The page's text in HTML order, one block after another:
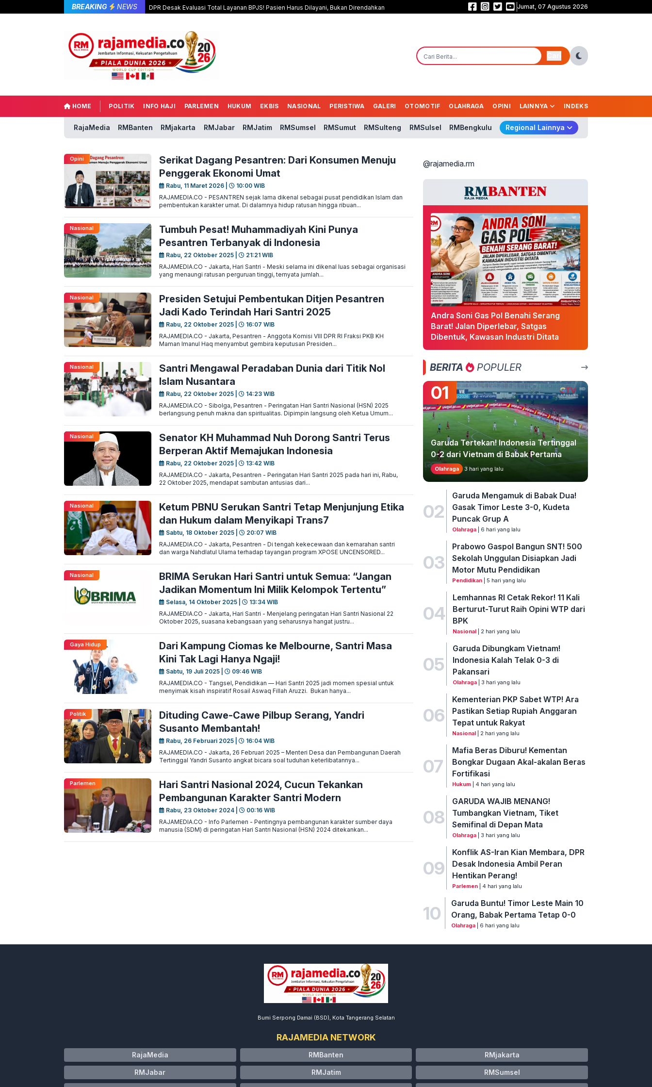
BREAKING NEWS DPR Desak Evaluasi Total Layanan BPJS! Pasien Harus Dilayani, Bukan Direndahkan Persebaya Juara Piala Presiden 2026, Tumbangkan Persib Lewat Adu
Jumat, 07 Agustus 2026
HOME POLITIK INFO HAJI PARLEMEN HUKUM EKBIS NASIONAL PERISTIWA GALERI OTOMOTIF OLAHRAGA OPINI LAINNYA INDEKS
RajaMedia RMBanten RMjakarta RMJabar RMJatim RMSumsel RMSumut RMSulteng RMSulsel RMBengkulu Regional Lainnya
Opini
Serikat Dagang Pesantren: Dari Konsumen Menuju
Penggerak Ekonomi Umat
Rabu, 11 Maret 2026 |
10:00 WIB
RAJAMEDIA.CO - PESANTREN sejak lama dikenal sebagai pusat pendidikan Islam dan
pembentukan karakter umat. Di dalamnya hidup ratusan hingga ribuan...
Nasional
Tumbuh Pesat! Muhammadiyah Kini Punya
Pesantren Terbanyak di Indonesia
Rabu, 22 Oktober 2025 |
21:21 WIB
RAJAMEDIA.CO - Jakarta, Hari Santri - Meski selama ini dikenal luas sebagai organisasi
yang menaungi ratusan perguruan tinggi, ternyata jumlah...
Nasional
Presiden Setujui Pembentukan Ditjen Pesantren
Jadi Kado Terindah Hari Santri 2025
Rabu, 22 Oktober 2025 |
16:07 WIB
RAJAMEDIA.CO - Jakarta, Pesantren - Anggota Komisi VIII DPR RI Fraksi PKB KH
Maman Imanul Haq menyambut gembira keputusan Presiden...
Nasional
Santri Mengawal Peradaban Dunia dari Titik Nol
Islam Nusantara
Rabu, 22 Oktober 2025 |
14:23 WIB
RAJAMEDIA.CO - Sibolga, Pesantren - Peringatan Hari Santri Nasional (HSN) 2025
berlangsung penuh makna dan spiritualitas. Dipimpin langsung oleh Ketua Umum...
Nasional
Senator KH Muhammad Nuh Dorong Santri Terus
Berperan Aktif Memajukan Indonesia
Rabu, 22 Oktober 2025 |
13:42 WIB
RAJAMEDIA.CO - Jakarta, Pesantren - Peringatan Hari Santri 2025 pada hari ini, Rabu,
22 Oktober 2025, mendapat sambutan antusias dari...
Nasional
Ketum PBNU Serukan Santri Tetap Menjunjung Etika
dan Hukum dalam Menyikapi Trans7
Sabtu, 18 Oktober 2025 |
20:07 WIB
RAJAMEDIA.CO - Jakarta, Pesantren - Di tengah kekecewaan dan kemarahan santri
dan warga Nahdlatul Ulama terhadap tayangan program XPOSE UNCENSORED...
Nasional
BRIMA Serukan Hari Santri untuk Semua: “Jangan
Jadikan Momentum Ini Milik Kelompok Tertentu”
Selasa, 14 Oktober 2025 |
13:34 WIB
RAJAMEDIA.CO - Jakarta, Hari Santri - Menjelang peringatan Hari Santri Nasional 22
Oktober 2025, suasana kebangsaan yang seharusnya hangat justru...
Gaya Hidup
Dari Kampung Ciomas ke Melbourne, Santri Masa
Kini Tak Lagi Hanya Ngaji!
Sabtu, 19 Juli 2025 |
09:46 WIB
RAJAMEDIA.CO - Tangsel, Pendidikan — Hari Santri 2025 jadi momen spesial untuk
menyimak kisah inspiratif Rosail Aswaq Fillah Aruzzi. Bukan hanya...
Politik
Dituding Cawe-Cawe Pilbup Serang, Yandri
Susanto Membantah!
Rabu, 26 Februari 2025 |
16:04 WIB
RAJAMEDIA.CO - Jakarta, 26 Februari 2025 – Menteri Desa dan Pembangunan Daerah
Tertinggal Yandri Susanto angkat bicara soal tuduhan keterlibatannya...
Parlemen
Hari Santri Nasional 2024, Cucun Tekankan
Pembangunan Karakter Santri Modern
Rabu, 23 Oktober 2024 |
00:16 WIB
RAJAMEDIA.CO - Info Parlemen - Pentingnya pembangunan karakter sumber daya
manusia (SDM) di peringatan Hari Santri Nasional (HSN) 2024 ditekankan...
@rajamedia.rm
Andra Soni Gas Pol Benahi Serang
Barat! Jalan Diperlebar, Satgas
Dibentuk, Kawasan Industri Ditata
BERITA POPULER
01
Garuda Tertekan! Indonesia Tertinggal
0-2 dari Vietnam di Babak Pertama
Olahraga 3 hari yang lalu
02
Garuda Mengamuk di Babak Dua!
Gasak Timor Leste 3-0, Kudeta
Puncak Grup A
Olahraga | 6 hari yang lalu
03
Prabowo Gaspol Bangun SNT! 500
Sekolah Unggulan Disiapkan Jadi
Motor Mutu Pendidikan
Pendidikan | 5 hari yang lalu
04
Lemhannas RI Cetak Rekor! 11 Kali
Berturut-Turut Raih Opini WTP dari
BPK
Nasional| 2 hari yang lalu
05
Garuda Dibungkam Vietnam!
Indonesia Kalah Telak 0-3 di
Pakansari
Olahraga| 3 hari yang lalu
06
Kementerian PKP Sabet WTP! Ara
Pastikan Setiap Rupiah Anggaran
Tepat untuk Rakyat
Nasional | 2 hari yang lalu
07
Mafia Beras Diburu! Kementan
Bongkar Dugaan Akal-akalan Beras
Fortifikasi
Hukum | 4 hari yang lalu
08
GARUDA WAJIB MENANG!
Tumbangkan Vietnam, Tiket
Semifinal di Depan Mata
Olahraga | 3 hari yang lalu
09
Konflik AS-Iran Kian Membara, DPR
Desak Indonesia Ambil Peran
Hentikan Perang!
Parlemen | 4 hari yang lalu
10
Garuda Buntu! Timor Leste Main 10
Orang, Babak Pertama Tetap 0-0
Olahraga| 6 hari yang lalu
Bumi Serpong Damai (BSD), Kota Tangerang Selatan
RAJAMEDIA NETWORK
RajaMedia RMBanten RMjakarta
RMJabar RMJatim RMSumsel